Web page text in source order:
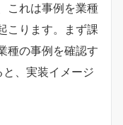
これは事例を業種
こります。まず課
種の事例を確認す
、実装イメージ